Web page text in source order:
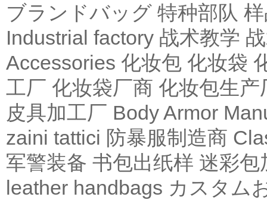
ブランドバッグ 特种部队
Industrial factory 战术教学
Accessories 化妆包 化妆袋
工厂 化妆袋厂商 化妆包生产
皮具加工厂 Body Armor
zaini tattici 防暴服制造商
军警装备 书包出纸样 迷彩包
leather handbags カスタム